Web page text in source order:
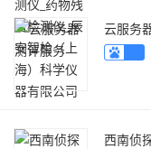
云服务
西南侦